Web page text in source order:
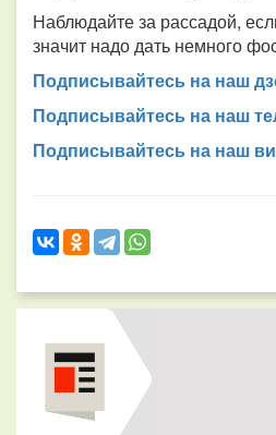
Наблюдайте за рассадой,
значит надо дать немного
Подписывайтесь на наш
Подписывайтесь на наш
Подписывайтесь на наш